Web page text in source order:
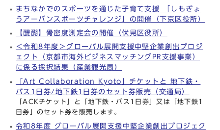
まちなかでのスポーツを通じた子育て支援 「しもぎょ
うアーバンスポーツチャレンジ」の開催（下京区役所）
【醍醐】骨密度測定会の開催（伏見区役所）
＜令和8年度＞グローバル展開支援中堅企業創出プロジ
ェクト（京都市海外ビジネスマッチングPR支援事業）
に係る採択結果（産業観光局）
「Art Collaboration Kyoto」チケットと 地下鉄・
バス1日券/地下鉄1日券のセット券販売（交通局）
「ACKチケット」と「地下鉄・バス1日券」又は「地下鉄1
日券」のセット券を販売します。
令和8年度 グローバル展開支援中堅企業創出プロジェク